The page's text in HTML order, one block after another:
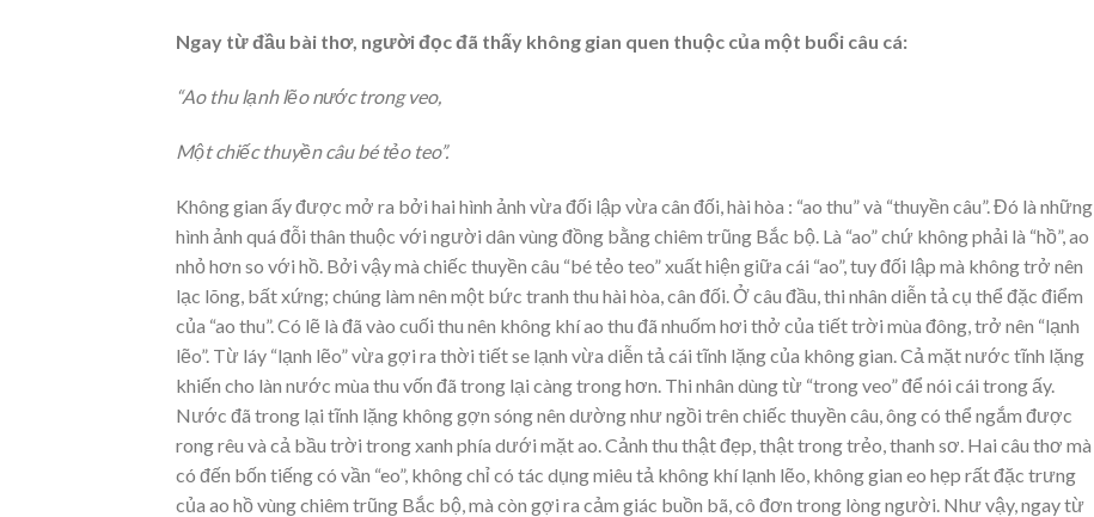
Ngay từ đầu bài thơ, người đọc đã thấy không gian quen thuộc của một buổi câu cá:
“Ao thu lạnh lẽo nước trong veo,
Một chiếc thuyền câu bé tẻo teo”.
Không gian ấy được mở ra bởi hai hình ảnh vừa đối lập vừa cân đối, hài hòa : “ao thu” và “thuyền câu”. Đó là những
hình ảnh quá đỗi thân thuộc với người dân vùng đồng bằng chiêm trũng Bắc bộ. Là “ao” chứ không phải là “hồ”, ao
nhỏ hơn so với hồ. Bởi vậy mà chiếc thuyền câu “bé tẻo teo” xuất hiện giữa cái “ao”, tuy đối lập mà không trở nên
lạc lõng, bất xứng; chúng làm nên một bức tranh thu hài hòa, cân đối. Ở câu đầu, thi nhân diễn tả cụ thể đặc điểm
của “ao thu”. Có lẽ là đã vào cuối thu nên không khí ao thu đã nhuốm hơi thở của tiết trời mùa đông, trở nên “lạnh
lẽo”. Từ láy “lạnh lẽo” vừa gợi ra thời tiết se lạnh vừa diễn tả cái tĩnh lặng của không gian. Cả mặt nước tĩnh lặng
khiến cho làn nước mùa thu vốn đã trong lại càng trong hơn. Thi nhân dùng từ “trong veo” để nói cái trong ấy.
Nước đã trong lại tĩnh lặng không gợn sóng nên dường như ngồi trên chiếc thuyền câu, ông có thể ngắm được
rong rêu và cả bầu trời trong xanh phía dưới mặt ao. Cảnh thu thật đẹp, thật trong trẻo, thanh sơ. Hai câu thơ mà
có đến bốn tiếng có vần “eo”, không chỉ có tác dụng miêu tả không khí lạnh lẽo, không gian eo hẹp rất đặc trưng
của ao hồ vùng chiêm trũng Bắc bộ, mà còn gợi ra cảm giác buồn bã, cô đơn trong lòng người. Như vậy, ngay từ